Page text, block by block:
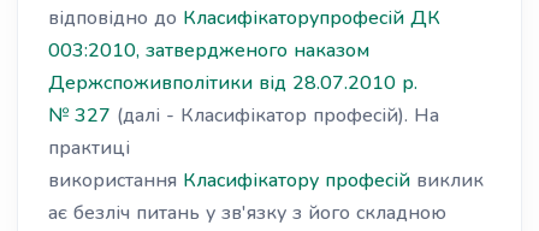
відповідно до Класифікаторупрофесій ДК
003:2010, затвердженого наказом
Держспоживполітики від 28.07.2010 р.
№ 327 (далі - Класифікатор професій). На
практиці
використання Класифікатору професій виклик
ає безліч питань у зв'язку з його складною